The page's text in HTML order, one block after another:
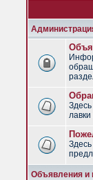
лавки
Объявления и